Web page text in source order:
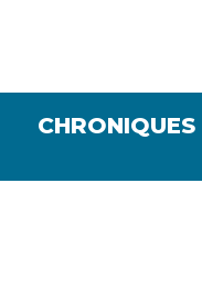
CHRONIQUES